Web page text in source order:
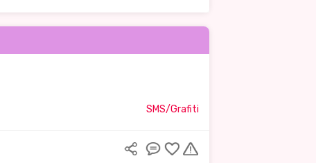
SMS/Grafiti